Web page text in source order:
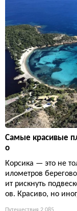
Самые красивые
о
Корсика — это не
илометров
ит рискнуть
ов. Красиво, но